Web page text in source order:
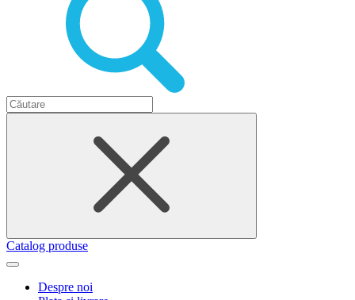
Catalog produse
Despre noi